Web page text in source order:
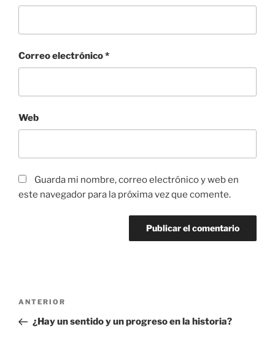
Correo electrónico*
Web
Guarda mi nombre, correo electrónico y web en
este navegador para la próxima vez que comente.
Navegación
entradas
Entrada
anterior:
ANTERIOR
¿Hay un sentido y un progreso en la historia?